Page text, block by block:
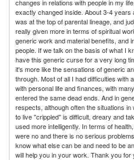
changes in relations with people in my
exactly changed inside. About 3-4
was at the top of parental lineage, and
really given more in terms of spiritual
generic work and material benefits, and
people. If we talk on the basis of what I
have this generic curse for a very long
it's more like the sensations of generic
through. Most of all I had difficulties with
with personal life and finances, with
entered the same dead ends. And in
respects, although often the situations
to live "crippled" is difficult, dreary and
used more intelligently. In terms of
were no and there is no serious
know what else can be and need to be
will help you in your work. Thank you